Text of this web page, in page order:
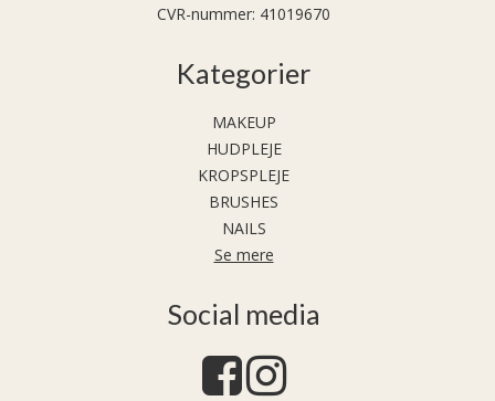
CVR-nummer: 41019670
Kategorier
MAKEUP
HUDPLEJE
KROPSPLEJE
BRUSHES
NAILS
Se mere
Social media